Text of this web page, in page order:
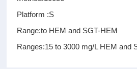
Platform :S
Range:to HEM and SGT-HEM
Ranges:15 to 3000 mg/L HEM and